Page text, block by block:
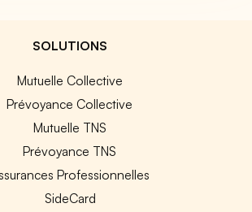
SOLUTIONS
Mutuelle Collective
Prévoyance Collective
Mutuelle TNS
Prévoyance TNS
Professionnelles
SideCard